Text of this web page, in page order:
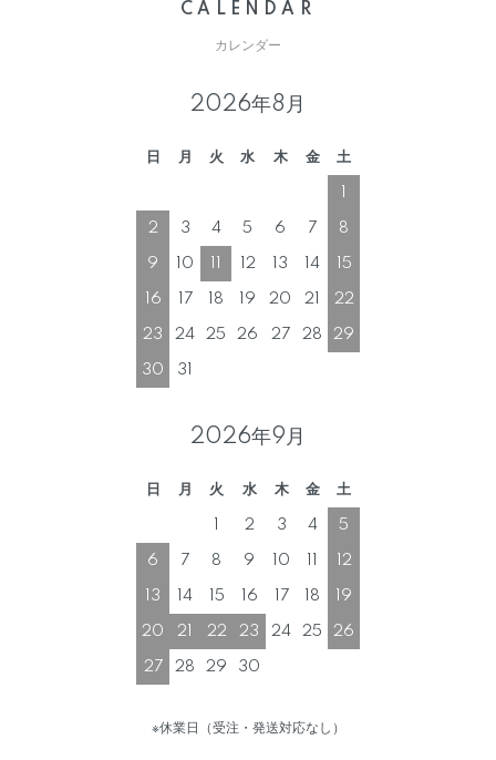
CALENDAR
カレンダー
2026年8月
日 月 火 水 木 金 土
2 3 4 5 6 7 8
9 10 12 13 14 15
16 17 18 19 20 21 22
23 24 25 26 27 28 29
30 31
2026年9月
日 月 火 水 木 金 土
2 3 4 5
6 7 8 9 10 12
13 14 15 16 17 18 19
20 21 22 23 24 25 26
27 28 29 30
※休業日（受注・発送対応なし）